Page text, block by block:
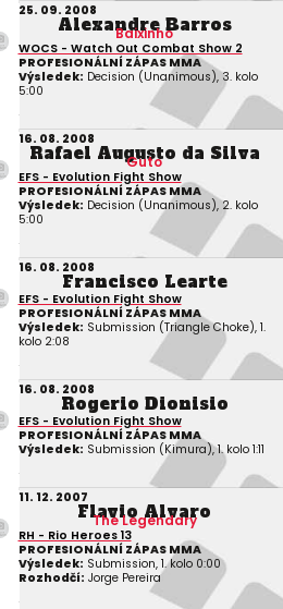
25. 09. 2008
Alexandre Barros
Baixinho
WOCS - Watch Out Combat Show 2
PROFESIONÁLNÍ ZÁPAS MMA
Výsledek: Decision (Unanimous), 3. kolo
5:00
16. 08. 2008
Rafael Augusto da Silva
Guto
EFS - Evolution Fight Show
PROFESIONÁLNÍ ZÁPAS MMA
Výsledek: Decision (Unanimous), 2. kolo
5:00
16. 08. 2008
Francisco Learte
EFS - Evolution Fight Show
PROFESIONÁLNÍ ZÁPAS MMA
Výsledek: Submission (Triangle Choke), 1.
kolo 2:08
16. 08. 2008
Rogerio Dionisio
EFS - Evolution Fight Show
PROFESIONÁLNÍ ZÁPAS MMA
Výsledek: Submission (Kimura), 1. kolo 1:11
11. 12. 2007
Flavio Alvaro
The Legendary
RH - Rio Heroes 13
PROFESIONÁLNÍ ZÁPAS MMA
Výsledek: Submission, 1. kolo 0:00
Rozhodčí: Jorge Pereira